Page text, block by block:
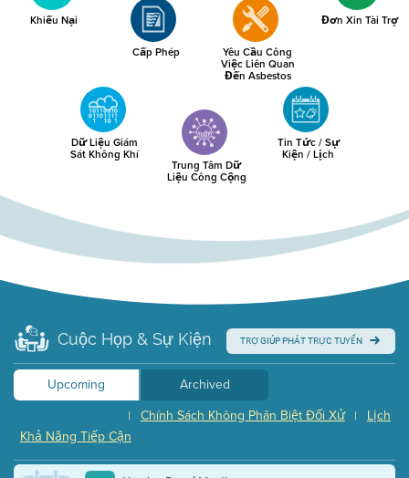
Khiếu Nại
Cấp Phép Yêu Cầu Công
Việc Liên Quan
Đến Asbestos
Đơn Xin Tài Trợ
Dữ Liệu Giám
Sát Không Khí
Trung Tâm Dữ
Liệu Công Cộng
Tin Tức / Sự
Kiện / Lịch
Cuộc Họp & Sự Kiện TRỢ GIÚP PHÁT TRỰC TUYẾN
Upcoming
Archived
Lịch
|
Chính Sách Không Phân Biệt Đối Xử
|
Khả Năng Tiếp Cận